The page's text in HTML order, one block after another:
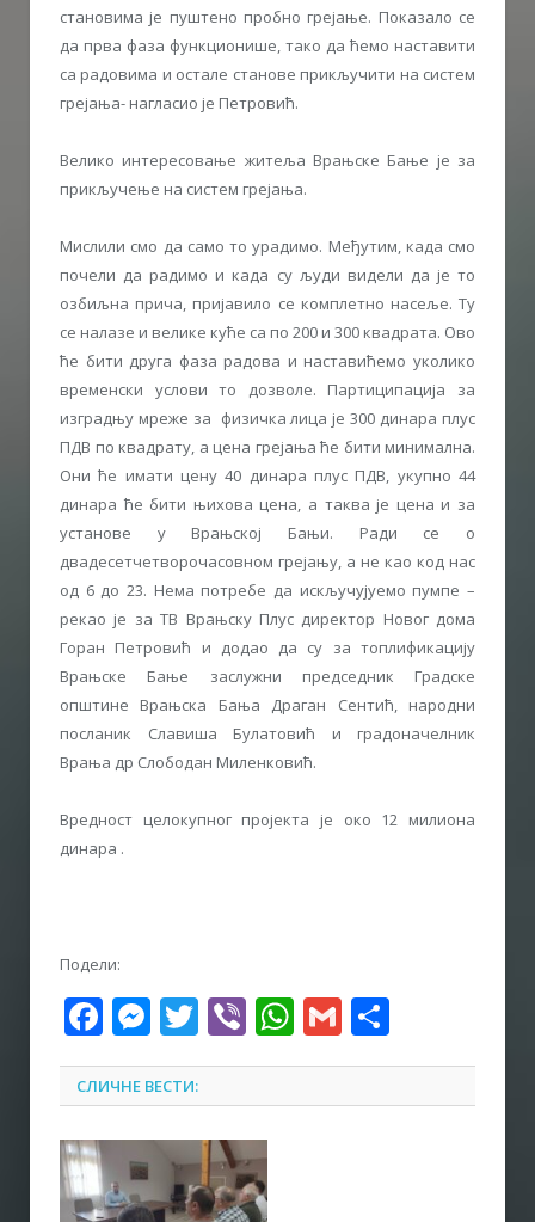
становима је пуштено пробно грејање. Показало се
да прва фаза функционише, тако да ћемо наставити
са радовима и остале станове прикључити на систем
грејања- нагласио је Петровић.
Велико интересовање житеља Врањске Бање је за
прикључење на систем грејања.
Мислили смо да само то урадимо. Међутим, када смо
почели да радимо и када су људи видели да је то
озбиљна прича, пријавило се комплетно насеље. Ту
се налазе и велике куће са по 200 и 300 квадрата. Ово
ће бити друга фаза радова и наставићемо уколико
временски услови то дозволе. Партиципација за
изградњу мреже за физичка лица је 300 динара плус
ПДВ по квадрату, а цена грејања ће бити минимална.
Они ће имати цену 40 динара плус ПДВ, укупно 44
динара ће бити њихова цена, а таква је цена и за
установе у Врањској Бањи. Ради се о
двадесетчетворочасовном грејању, а не као код нас
од 6 до 23. Нема потребе да искључујуемо пумпе –
рекао је за ТВ Врањску Плус директор Новог дома
Горан Петровић и додао да су за топлификацију
Врањске Бање заслужни председник Градске
општине Врањска Бања Драган Сентић, народни
посланик Славиша Булатовић и градоначелник
Врања др Слободан Миленковић.
Вредност целокупног пројекта је око 12 милиона
динара .
Подели:
Facebook
Messenger
Twitter
ViberWhatsApp
Gmail
СЛИЧНЕ ВЕСТИ: